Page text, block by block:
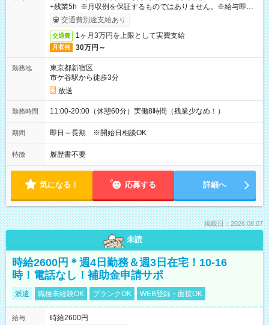
+残業5h ※月収例を保証するものではありません。※給与即受
取りサービス利用可（利用条件有）
交通費別途支給あり
交通費 1ヶ月3万円を上限として実費支給
月収例 30万円～
勤務地
東京都新宿区
市ケ谷駅から徒歩3分
放送
勤務時間 11:00-20:00（休憩60分）実働8時間（残業少なめ！）
期間 即日～長期 ※開始日相談OK
特徴 履歴書不要
気になる！ 応募する 詳細へ
掲載日：2026.08.07
未読
時給2600円＊週4日勤務＆週3日在宅！10-16
時！電話なし！補助金申請サポ
派遣 職種未経験OK ブランクOK WEB登録・面接OK
給与
時給2600円